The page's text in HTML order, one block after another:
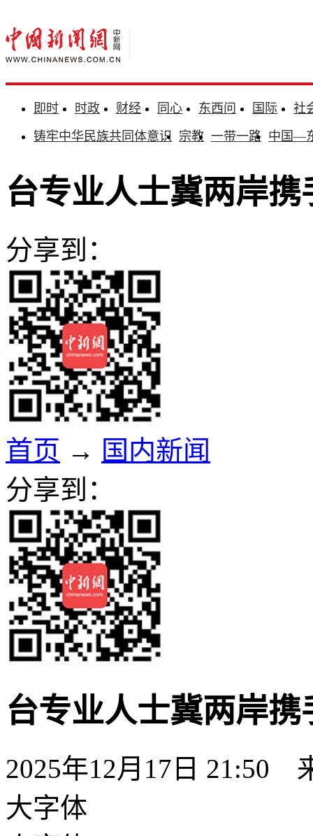
即时 时政 财经 同心 东西问 国际
社
铸牢中华民族共同体意识 宗教 一带一路 中国—
台专业人士冀两岸
分享到：
首页 → 国内新闻
分享到：
台专业人士冀两岸
2025年12月17日 21:50
大字体